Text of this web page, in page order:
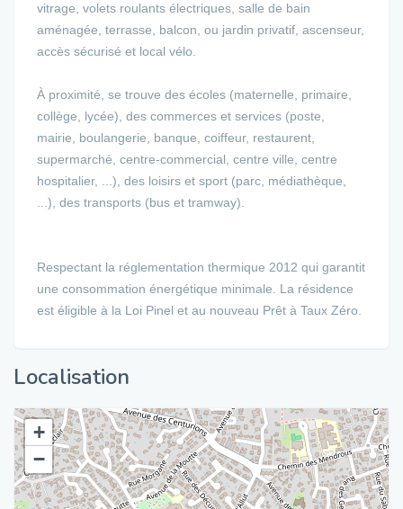
vitrage, volets roulants électriques, salle de bain
aménagée, terrasse, balcon, ou jardin privatif, ascenseur,
accès sécurisé et local vélo.
À proximité, se trouve des écoles (maternelle, primaire,
collège, lycée), des commerces et services (poste,
mairie, boulangerie, banque, coiffeur, restaurent,
supermarché, centre-commercial, centre ville, centre
hospitalier, ...), des loisirs et sport (parc, médiathèque,
...), des transports (bus et tramway).
Respectant la réglementation thermique 2012 qui garantit
une consommation énergétique minimale. La résidence
est éligible à la Loi Pinel et au nouveau Prêt à Taux Zéro.
Localisation
+
−